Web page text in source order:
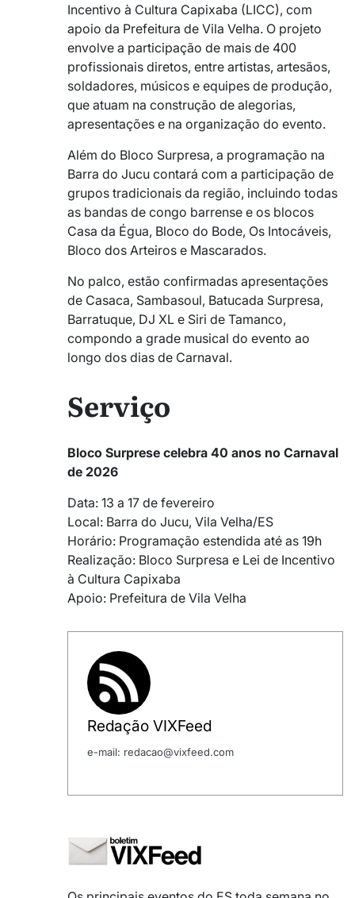
Incentivo à Cultura Capixaba (LICC), com
apoio da Prefeitura de Vila Velha. O projeto
envolve a participação de mais de 400
profissionais diretos, entre artistas, artesãos,
soldadores, músicos e equipes de produção,
que atuam na construção de alegorias,
apresentações e na organização do evento.
Além do Bloco Surpresa, a programação na
Barra do Jucu contará com a participação de
grupos tradicionais da região, incluindo todas
as bandas de congo barrense e os blocos
Casa da Égua, Bloco do Bode, Os Intocáveis,
Bloco dos Arteiros e Mascarados.
No palco, estão confirmadas apresentações
de Casaca, Sambasoul, Batucada Surpresa,
Barratuque, DJ XL e Siri de Tamanco,
compondo a grade musical do evento ao
longo dos dias de Carnaval.
Serviço
Bloco Surprese celebra 40 anos no Carnaval
de 2026
Data: 13 a 17 de fevereiro
Local: Barra do Jucu, Vila Velha/ES
Horário: Programação estendida até as 19h
Realização: Bloco Surpresa e Lei de Incentivo
à Cultura Capixaba
Apoio: Prefeitura de Vila Velha
Redação VIXFeed
e-mail: redacao@vixfeed.com